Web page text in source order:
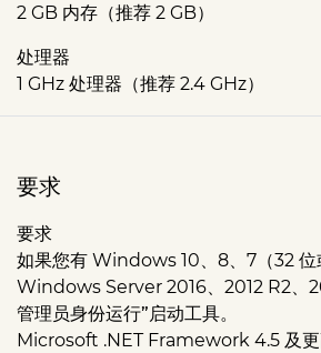
2 GB 内存（推荐 2 GB）
处理器
1 GHz 处理器（推荐 2.4 GHz）
要求
要求
如果您有 Windows 10、8、7（32 位
Windows Server 2016、2012 R2、
管理员身份运行” 启动工具。
Microsoft .NET Framework 4.5 及